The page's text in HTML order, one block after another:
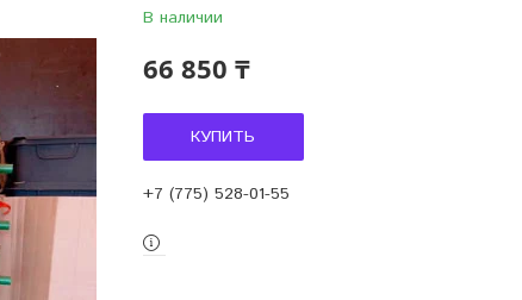
В наличии
66 850 ₸
КУПИТЬ
+7 (775) 528-01-55